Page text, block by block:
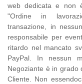
web dedicata e non
"Ordine in
transazione, in
responsabile per
ritardo nel mancato
PayPal. In nessun
Negoziante è in grado
Cliente. Non